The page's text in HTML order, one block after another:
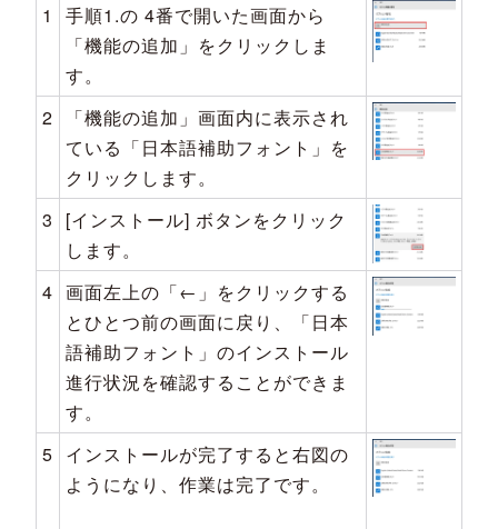
1
手順1.の 4番で開いた画面から
「機能の追加」をクリックしま
す。
2
「機能の追加」画面内に表示され
ている「日本語補助フォント」を
クリックします。
3
[インストール] ボタンをクリック
します。
4 画面左上の「←」をクリックする
とひとつ前の画面に戻り、「日本
語補助フォント」のインストール
進行状況を確認することができま
す。
5 インストールが完了すると右図の
ようになり、作業は完了です。